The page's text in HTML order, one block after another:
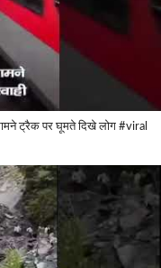
ट्रैक पर घूमते दिखे लोग #viral